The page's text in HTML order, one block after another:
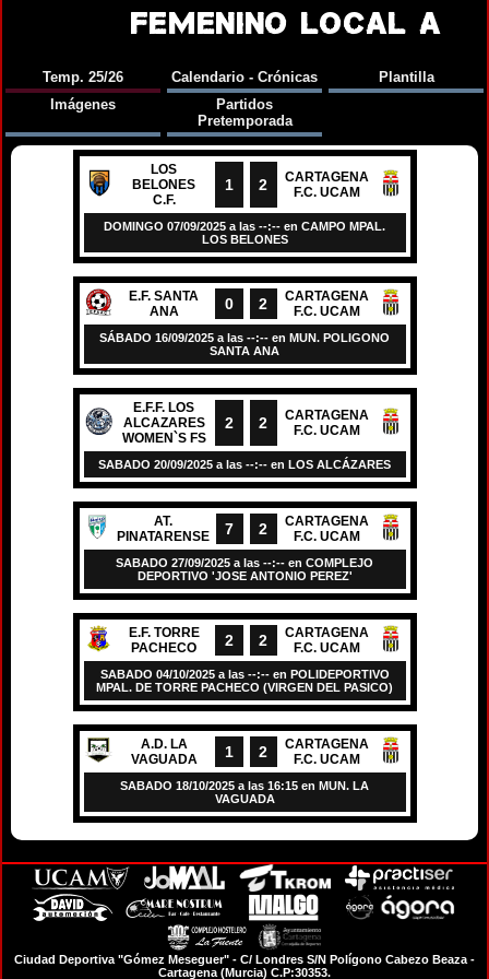
FEMENINO LOCAL A
Temp. 25/26 Calendario - Crónicas
Plantilla
Imágenes
Partidos
Pretemporada
LOS
BELONES
C.F.
1 2
CARTAGENA
F.C. UCAM
DOMINGO 07/09/2025 a las --:-- en CAMPO MPAL.
LOS BELONES
E.F. SANTA
ANA
0 2
CARTAGENA
F.C. UCAM
SÁBADO 16/09/2025 a las --:-- en MUN. POLIGONO
SANTA ANA
E.F.F. LOS
ALCAZARES
WOMEN`S FS
2 2
CARTAGENA
F.C. UCAM
SABADO 20/09/2025 a las --:-- en LOS ALCÁZARES
AT.
PINATARENSE
7 2
CARTAGENA
F.C. UCAM
SABADO 27/09/2025 a las --:-- en COMPLEJO
DEPORTIVO 'JOSE ANTONIO PEREZ'
E.F. TORRE
PACHECO
2 2
CARTAGENA
F.C. UCAM
SABADO 04/10/2025 a las --:-- en POLIDEPORTIVO
MPAL. DE TORRE PACHECO (VIRGEN DEL PASICO)
A.D. LA
VAGUADA
1 2
CARTAGENA
F.C. UCAM
SABADO 18/10/2025 a las 16:15 en MUN. LA
VAGUADA
Ciudad Deportiva "Gómez Meseguer" - C/ Londres S/N Polígono Cabezo Beaza -
Cartagena (Murcia) C.P:30353.